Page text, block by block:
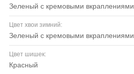
зеленый с кремовыми вкраплениями
Цвет хвои зимний:
зеленый с кремовыми вкраплениями
Цвет шишек:
красный